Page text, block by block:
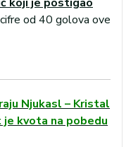
od 40 golova ove
Njukasl – Kristal
je kvota na pobedu